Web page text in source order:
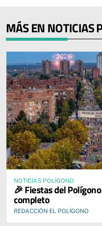
MÁS EN NOTICIAS
NOTICIAS POLÍGONO
🎉 Fiestas del
completo
REDACCIÓN EL POLÍGONO